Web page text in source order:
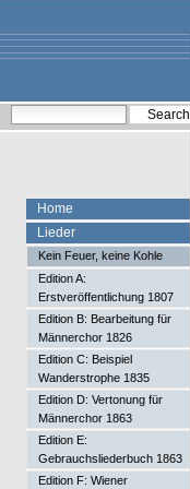
content.
navigation
Personal
tools
Home
Lieder
Kein Feuer, keine Kohle
Edition A:
Erstveröffentlichung 1807
Edition B: Bearbeitung für
Männerchor 1826
Edition C: Beispiel
Wanderstrophe 1835
Edition D: Vertonung für
Männerchor 1863
Edition E:
Gebrauchsliederbuch 1863
Edition F: Wiener